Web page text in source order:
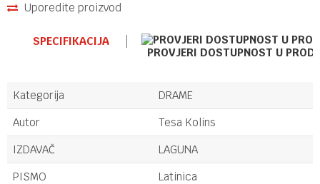
Uporedite proizvod
SPECIFIKACIJA
PROVJERI DOSTUPNOST U
Kategorija
DRAME
Autor
Tesa Kolins
IZDAVAČ
LAGUNA
PISMO
Latinica